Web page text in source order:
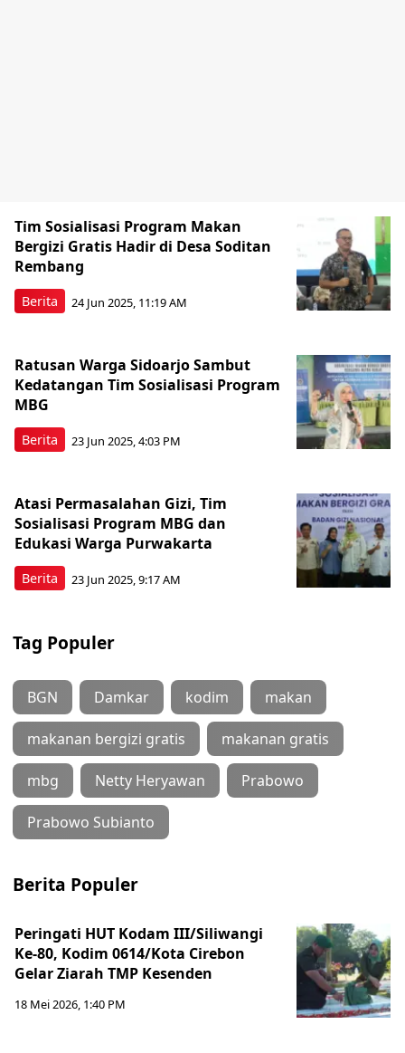
Berita
Tim Sosialisasi Program Makan
Bergizi Gratis Hadir di Desa Soditan
Rembang
24 Jun 2025, 11:19 AM
Berita
Ratusan Warga Sidoarjo Sambut
Kedatangan Tim Sosialisasi Program
MBG
23 Jun 2025, 4:03 PM
Berita
Atasi Permasalahan Gizi, Tim
Sosialisasi Program MBG dan
Edukasi Warga Purwakarta
23 Jun 2025, 9:17 AM
Tag Populer
BGN Damkar kodim makan
makanan bergizi gratis makanan gratis
mbg Netty Heryawan Prabowo
Prabowo Subianto
Berita Populer
Peringati HUT Kodam III/Siliwangi
Ke-80, Kodim 0614/Kota Cirebon
Gelar Ziarah TMP Kesenden
18 Mei 2026, 1:40 PM